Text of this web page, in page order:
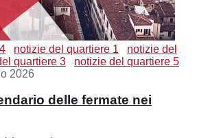
notizie del quartiere 1
notizie del
quartiere 3
notizie del quartiere 5
2026
delle fermate nei